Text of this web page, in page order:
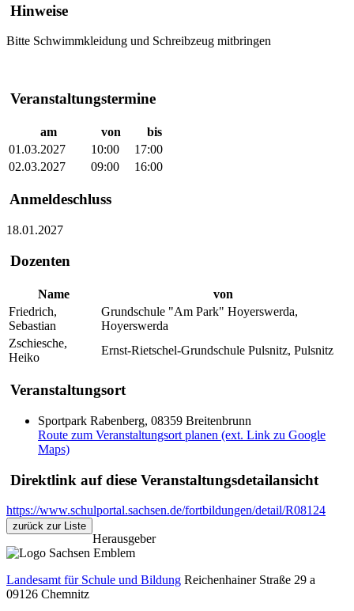
Hinweise
Bitte Schwimmkleidung und Schreibzeug mitbringen
Veranstaltungstermine
am von
bis
01.03.2027
10:00
17:00
02.03.2027
09:00 16:00
Anmeldeschluss
18.01.2027
Dozenten
Name
von
Friedrich,
Sebastian
Grundschule "Am Park" Hoyerswerda,
Hoyerswerda
Zschiesche,
Heiko
Ernst-Rietschel-Grundschule Pulsnitz, Pulsnitz
Veranstaltungsort
Sportpark Rabenberg, 08359 Breitenbrunn
Route zum Veranstaltungsort planen (ext. Link zu Google
Maps)
Direktlink auf diese Veranstaltungsdetailansicht
https://www.schulportal.sachsen.de/fortbildungen/detail/R08124
zurück zur Liste
Herausgeber
Landesamt für Schule und Bildung Reichenhainer Straße 29 a
09126 Chemnitz